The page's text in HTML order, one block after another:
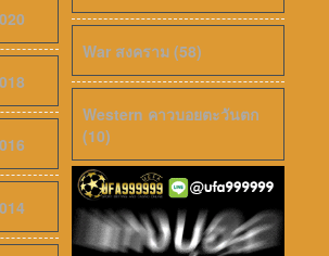
War สงคราม (58)
Western คาวบอยตะวันตก
(10)